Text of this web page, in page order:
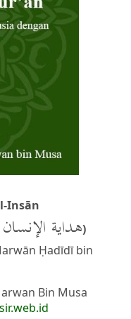
Insān
هداية)
Ḥadīdī bin
Bin Musa